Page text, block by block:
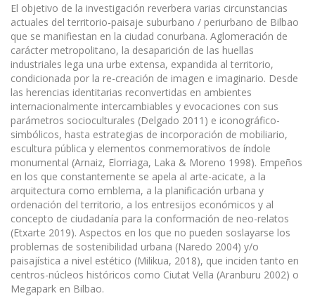
El objetivo de la investigación reverbera varias circunstancias
actuales del territorio-paisaje suburbano / periurbano de Bilbao
que se manifiestan en la ciudad conurbana. Aglomeración de
carácter metropolitano, la desaparición de las huellas
industriales lega una urbe extensa, expandida al territorio,
condicionada por la re-creación de imagen e imaginario. Desde
las herencias identitarias reconvertidas en ambientes
internacionalmente intercambiables y evocaciones con sus
parámetros socioculturales (Delgado 2011) e iconográfico-
simbólicos, hasta estrategias de incorporación de mobiliario,
escultura pública y elementos conmemorativos de índole
monumental (Arnaiz, Elorriaga, Laka & Moreno 1998). Empeños
en los que constantemente se apela al arte-acicate, a la
arquitectura como emblema, a la planificación urbana y
ordenación del territorio, a los entresijos económicos y al
concepto de ciudadanía para la conformación de neo-relatos
(Etxarte 2019). Aspectos en los que no pueden soslayarse los
problemas de sostenibilidad urbana (Naredo 2004) y/o
paisajística a nivel estético (Milikua, 2018), que inciden tanto en
centros-núcleos históricos como Ciutat Vella (Aranburu 2002) o
Megapark en Bilbao.